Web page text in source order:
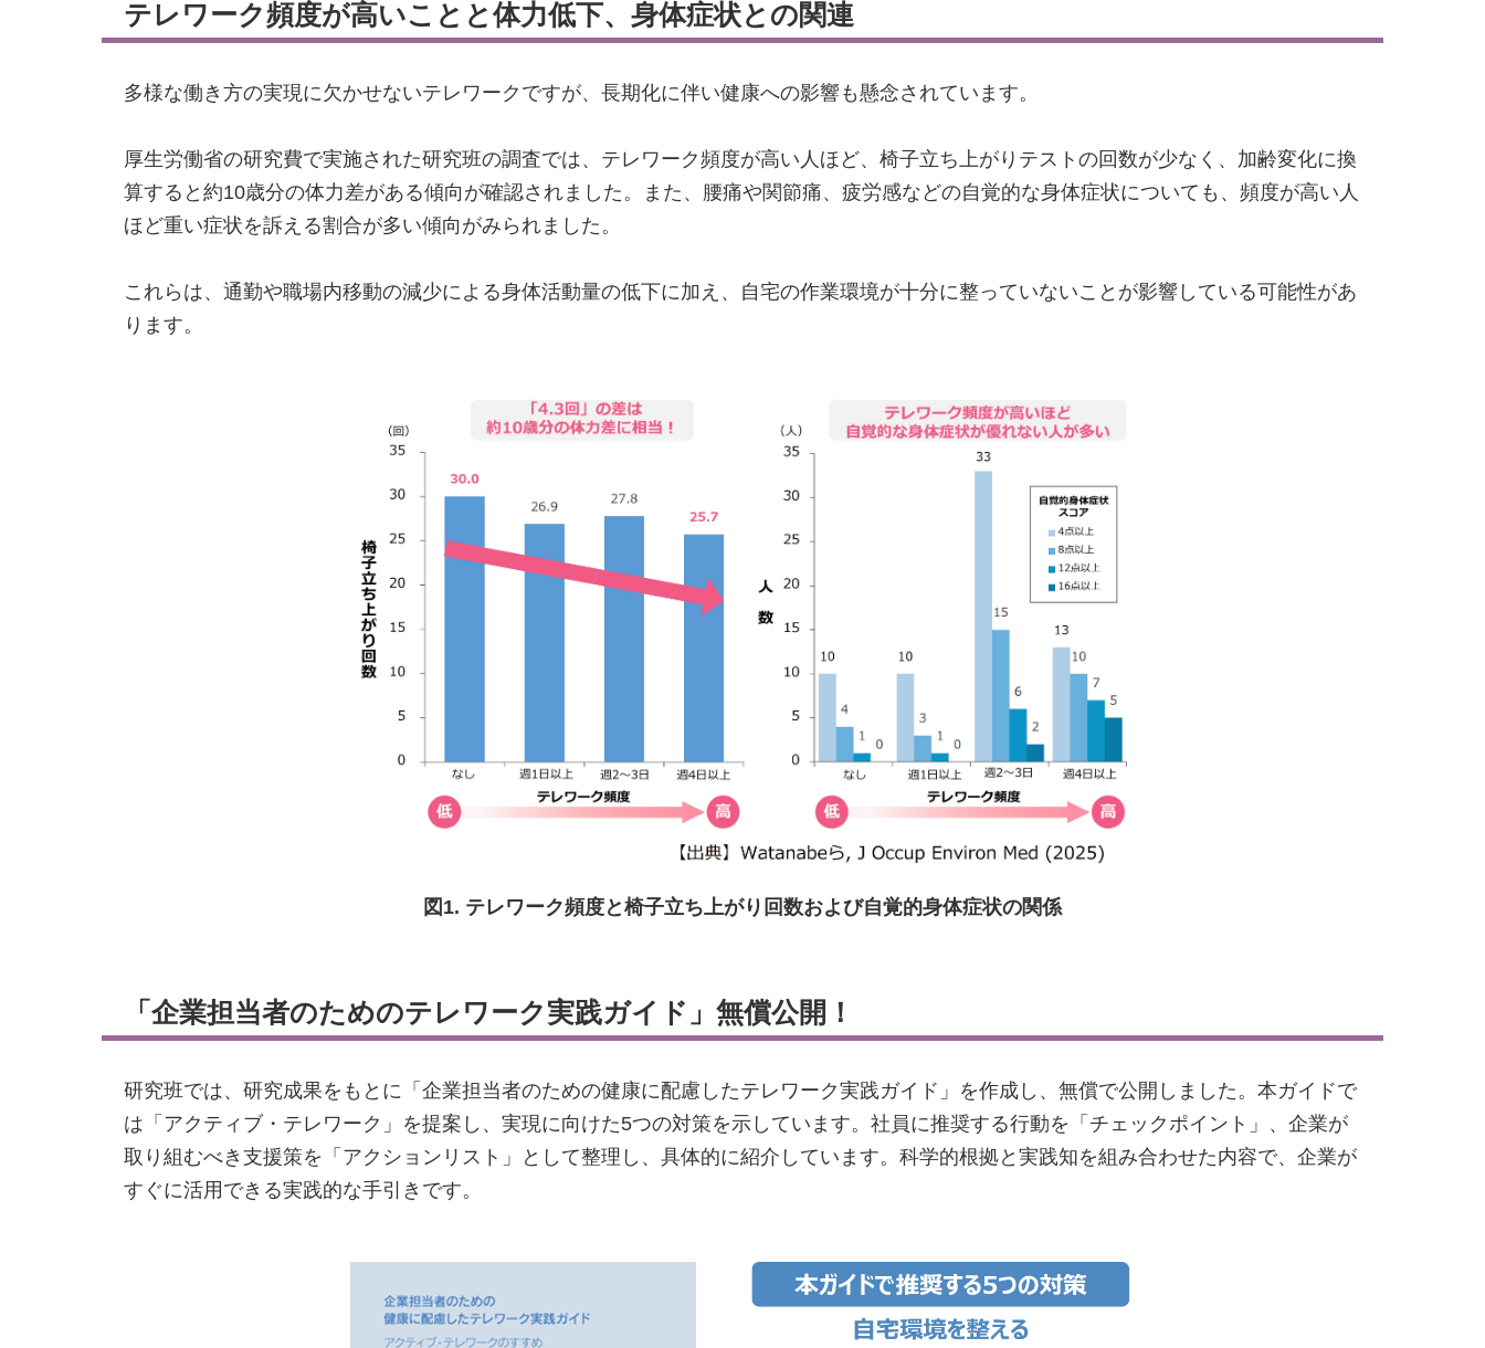
テレワーク頻度が高いことと体力低下、身体症状との関連
多様な働き方の実現に欠かせないテレワークですが、長期化に伴い健康への影響も懸念されています。
厚生労働省の研究費で実施された研究班の調査では、テレワーク頻度が高い人ほど、椅子立ち上がりテストの回数が少なく、加齢変化に換
算すると約10歳分の体力差がある傾向が確認されました。また、腰痛や関節痛、疲労感などの自覚的な身体症状についても、頻度が高い人
ほど重い症状を訴える割合が多い傾向がみられました。
これらは、通勤や職場内移動の減少による身体活動量の低下に加え、自宅の作業環境が十分に整っていないことが影響している可能性があ
ります。
図1. テレワーク頻度と椅子立ち上がり回数および自覚的身体症状の関係
「企業担当者のためのテレワーク実践ガイド」無償公開！
研究班では、研究成果をもとに「企業担当者のための健康に配慮したテレワーク実践ガイド」を作成し、無償で公開しました。本ガイドで
は「アクティブ・テレワーク」を提案し、実現に向けた5つの対策を示しています。社員に推奨する行動を「チェックポイント」、企業が
取り組むべき支援策を「アクションリスト」として整理し、具体的に紹介しています。科学的根拠と実践知を組み合わせた内容で、企業が
すぐに活用できる実践的な手引きです。